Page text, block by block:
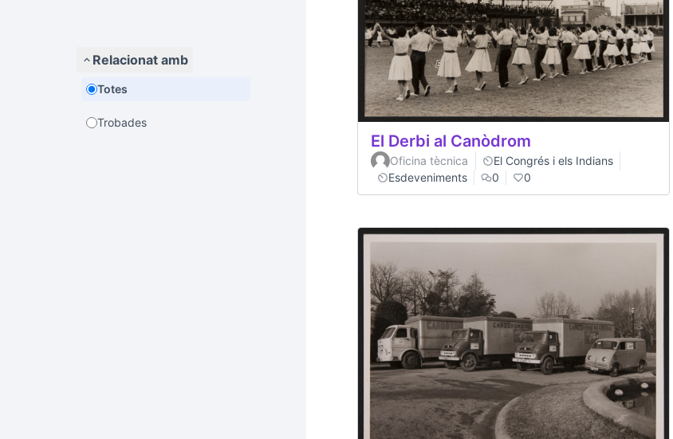
Relacionat amb
Totes
Trobades
El Derbi al Canòdrom
Oficina tècnica
El Congrés i els Indians
Esdeveniments
0 0